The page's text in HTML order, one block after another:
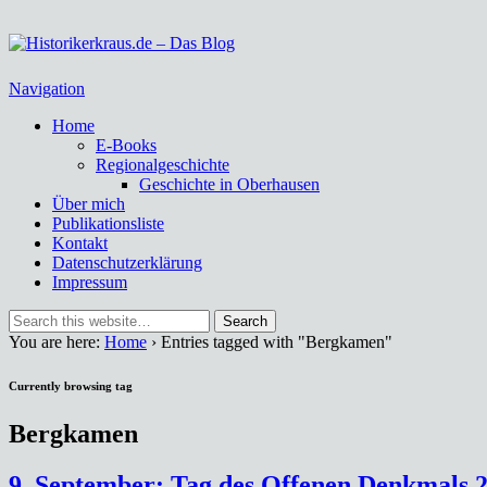
Navigation
Home
E-Books
Regionalgeschichte
Geschichte in Oberhausen
Über mich
Publikationsliste
Kontakt
Datenschutzerklärung
Impressum
You are here: Home › Entries tagged with "Bergkamen"
Currently browsing tag
Bergkamen